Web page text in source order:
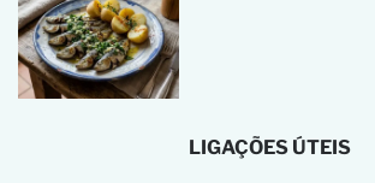
LIGAÇÕES ÚTEIS